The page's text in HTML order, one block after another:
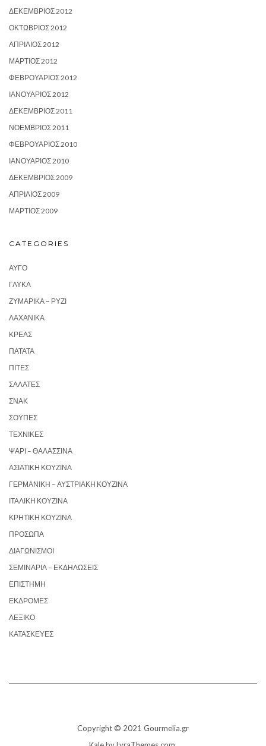
ΔΕΚΈΜΒΡΙΟΣ 2012
ΟΚΤΏΒΡΙΟΣ 2012
ΑΠΡΊΛΙΟΣ 2012
ΜΆΡΤΙΟΣ 2012
ΦΕΒΡΟΥΆΡΙΟΣ 2012
ΙΑΝΟΥΆΡΙΟΣ 2012
ΔΕΚΈΜΒΡΙΟΣ 2011
ΝΟΈΜΒΡΙΟΣ 2011
ΦΕΒΡΟΥΆΡΙΟΣ 2010
ΙΑΝΟΥΆΡΙΟΣ 2010
ΔΕΚΈΜΒΡΙΟΣ 2009
ΑΠΡΊΛΙΟΣ 2009
ΜΆΡΤΙΟΣ 2009
CATEGORIES
ΑΥΓΌ
ΓΛΥΚΆ
ΖΥΜΑΡΙΚΆ – ΡΎΖΙ
ΛΑΧΑΝΙΚΆ
ΚΡΈΑΣ
ΠΑΤΆΤΑ
ΠΊΤΕΣ
ΣΑΛΆΤΕΣ
ΣΝΑΚ
ΣΟΎΠΕΣ
ΤΕΧΝΙΚΈΣ
ΨΆΡΙ – ΘΑΛΑΣΣΙΝΆ
ΑΣΙΑΤΙΚΉ ΚΟΥΖΊΝΑ
ΓΕΡΜΑΝΙΚΉ – ΑΥΣΤΡΙΑΚΉ ΚΟΥΖΊΝΑ
ΙΤΑΛΙΚΉ ΚΟΥΖΊΝΑ
ΚΡΗΤΙΚΉ ΚΟΥΖΊΝΑ
ΠΡΌΣΩΠΑ
ΔΙΑΓΩΝΙΣΜΟΊ
ΣΕΜΙΝΆΡΙΑ – ΕΚΔΗΛΏΣΕΙΣ
ΕΠΙΣΤΉΜΗ
ΕΚΔΡΟΜΈΣ
ΛΕΞΙΚΌ
ΚΑΤΑΣΚΕΥΈΣ
Copyright © 2021 Gourmelia.gr